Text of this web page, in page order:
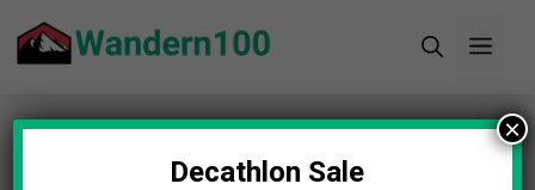
Inhalt
Startseite»Blog»Campingkocher Benzin Test:
Die 5 besten (Bestenliste)Decathlon Sale
×